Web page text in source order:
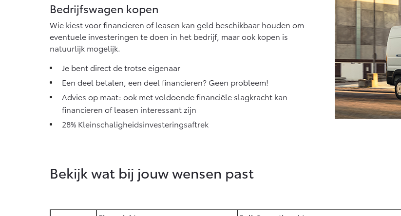
Bedrijfswagen kopen
Wie kiest voor financieren of leasen kan geld beschikbaar houden om
eventuele investeringen te doen in het bedrijf, maar ook kopen is
natuurlijk mogelijk.
Je bent direct de trotse eigenaar
Een deel betalen, een deel financieren? Geen probleem!
Advies op maat: ook met voldoende financiële slagkracht kan
financieren of leasen interessant zijn
28% Kleinschaligheidsinvesteringsaftrek
Bekijk wat bij jouw wensen past